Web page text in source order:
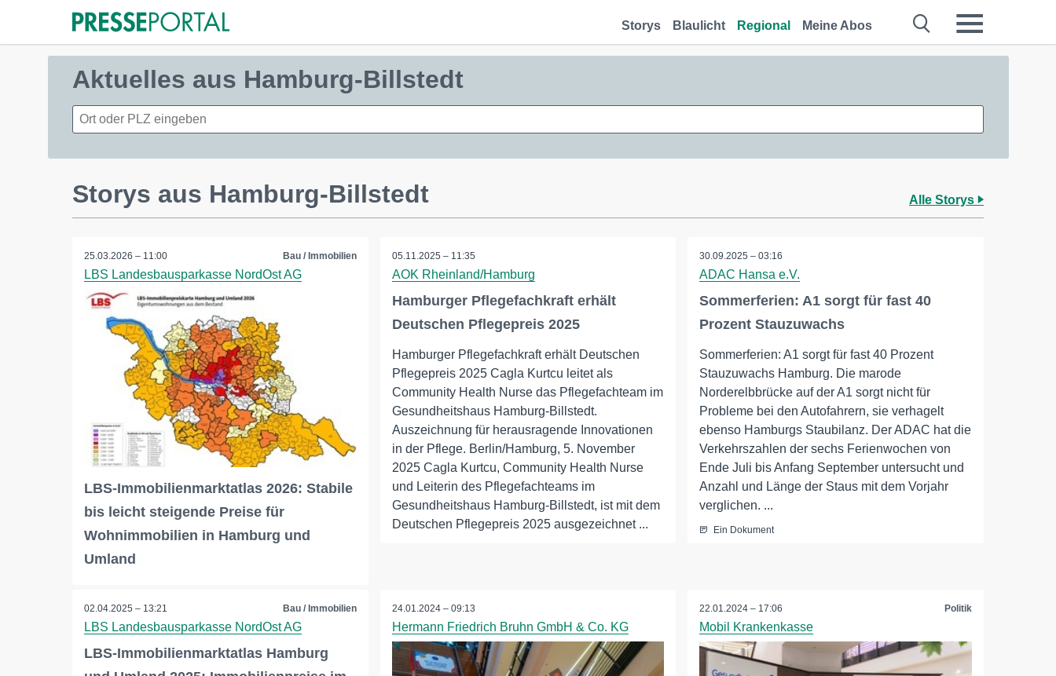
Storys Blaulicht Regional Meine Abos
Aktuelles aus Hamburg-Billstedt
Storys aus Hamburg-Billstedt Alle Storys
25.03.2026 – 11:00 Bau / Immobilien
LBS Landesbausparkasse NordOst AG
LBS-Immobilienmarktatlas 2026: Stabile
bis leicht steigende Preise für
Wohnimmobilien in Hamburg und
Umland
05.11.2025 – 11:35
AOK Rheinland/Hamburg
Hamburger Pflegefachkraft erhält
Deutschen Pflegepreis 2025
Hamburger Pflegefachkraft erhält Deutschen
Pflegepreis 2025 Cagla Kurtcu leitet als
Community Health Nurse das Pflegefachteam im
Gesundheitshaus Hamburg-Billstedt.
Auszeichnung für herausragende Innovationen
in der Pflege. Berlin/Hamburg, 5. November
2025 Cagla Kurtcu, Community Health Nurse
und Leiterin des Pflegefachteams im
Gesundheitshaus Hamburg-Billstedt, ist mit dem
Deutschen Pflegepreis 2025 ausgezeichnet ...
30.09.2025 – 03:16
ADAC Hansa e.V.
Sommerferien: A1 sorgt für fast 40
Prozent Stauzuwachs
Sommerferien: A1 sorgt für fast 40 Prozent
Stauzuwachs Hamburg. Die marode
Norderelbbrücke auf der A1 sorgt nicht für
Probleme bei den Autofahrern, sie verhagelt
ebenso Hamburgs Staubilanz. Der ADAC hat die
Verkehrszahlen der sechs Ferienwochen von
Ende Juli bis Anfang September untersucht und
Anzahl und Länge der Staus mit dem Vorjahr
verglichen. ...
Ein Dokument
02.04.2025 – 13:21 Bau / Immobilien
LBS Landesbausparkasse NordOst AG
LBS-Immobilienmarktatlas Hamburg
24.01.2024 – 09:13
Hermann Friedrich Bruhn GmbH & Co. KG
22.01.2024 – 17:06 Politik
Mobil Krankenkasse